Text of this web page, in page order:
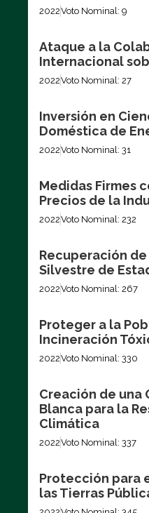
2022Voto Nominal: 9
Ataque a la
Internacional
2022Voto Nominal: 27
Inversión en
Doméstica de
2022Voto Nominal: 31
Medidas Firmes
Precios de la
2022Voto Nominal: 232
Recuperación de
Silvestre de
2022Voto Nominal: 267
Proteger a la
Incineración
2022Voto Nominal: 330
Creación de una
Blanca para la
Climática
2022Voto Nominal: 337
Protección para
las Tierras